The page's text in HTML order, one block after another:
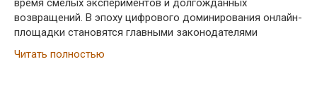
время смелых экспериментов и долгожданных
возвращений. В эпоху цифрового доминирования онлайн-
площадки становятся главными законодателями
Читать полностью